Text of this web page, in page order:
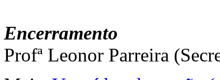
Encerramento
Profª Leonor Parreira